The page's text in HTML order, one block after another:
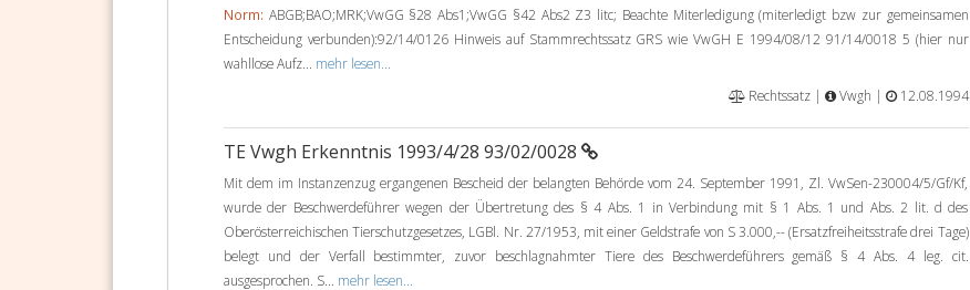
Norm: ABGB;BAO;MRK;VwGG §28 Abs1;VwGG §42 Abs2 Z3 litc; Beachte Miterledigung (miterledigt bzw zur gemeinsamen
Entscheidung verbunden):92/14/0126 Hinweis auf Stammrechtssatz GRS wie VwGH E 1994/08/12 91/14/0018 5 (hier nur
wahllose Aufz... mehr lesen...
Rechtssatz |
Vwgh | 12.08.1994
TE Vwgh Erkenntnis 1993/4/28 93/02/0028
Mit dem im Instanzenzug ergangenen Bescheid der belangten Behörde vom 24. September 1991, Zl. VwSen-230004/5/Gf/Kf,
wurde der Beschwerdeführer wegen der Übertretung des § 4 Abs. 1 in Verbindung mit § 1 Abs. 1 und Abs. 2 lit. d des
Oberösterreichischen Tierschutzgesetzes, LGBl. Nr. 27/1953, mit einer Geldstrafe von S 3.000,-- (Ersatzfreiheitsstrafe drei Tage)
belegt und der Verfall bestimmter, zuvor beschlagnahmter Tiere des Beschwerdeführers gemäß § 4 Abs. 4 leg. cit.
ausgesprochen. S... mehr lesen...